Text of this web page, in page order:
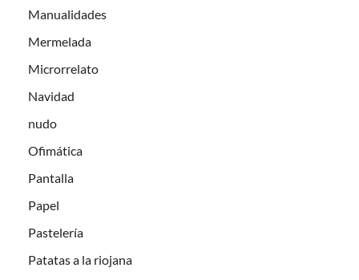
Manualidades
Mermelada
Microrrelato
Navidad
nudo
Ofimática
Pantalla
Papel
Pastelería
Patatas a la riojana